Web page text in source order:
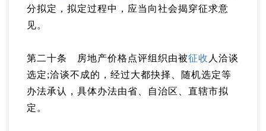
分拟定，拟定过程中，应当向社会揭穿征求意
见。
第二十条 房地产价格点评组织由被征收 人洽谈
选定;洽谈不成的，经过大都抉择、随机选定等
办法承认，具体办法由省、自治区、直辖市拟
定。